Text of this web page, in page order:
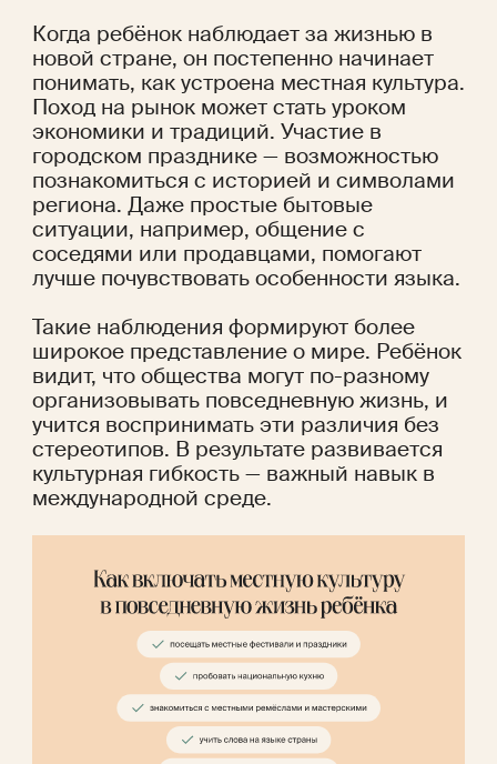
Когда ребёнок наблюдает за жизнью в
новой стране, он постепенно начинает
понимать, как устроена местная культура.
Поход на рынок может стать уроком
экономики и традиций. Участие в
городском празднике — возможностью
познакомиться с историей и символами
региона. Даже простые бытовые
ситуации, например, общение с
соседями или продавцами, помогают
лучше почувствовать особенности языка.
Такие наблюдения формируют более
широкое представление о мире. Ребёнок
видит, что общества могут по-разному
организовывать повседневную жизнь, и
учится воспринимать эти различия без
стереотипов. В результате развивается
культурная гибкость — важный навык в
международной среде.